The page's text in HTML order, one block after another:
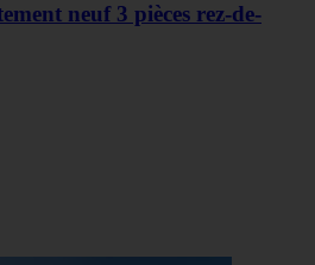
neuf 3 pièces rez-de-